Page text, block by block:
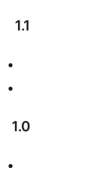
1.1
1.0